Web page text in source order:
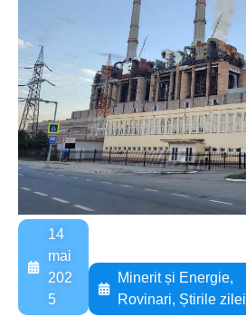
14
mai
202
5
Minerit și Energie,
Rovinari, Știrile zilei